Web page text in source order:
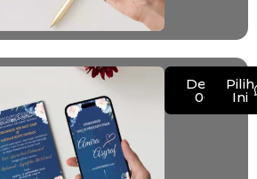
Demo
003
Pilih
Ini